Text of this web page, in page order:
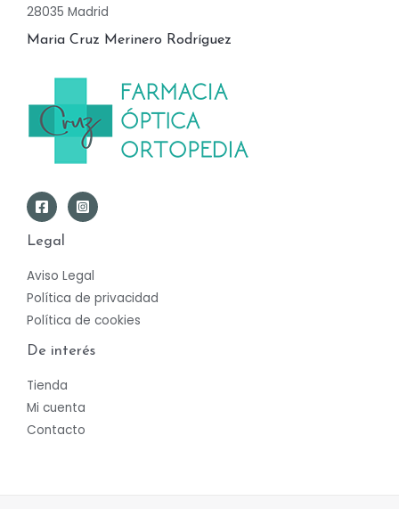
28035 Madrid
Maria Cruz Merinero Rodríguez
Legal
Aviso Legal
Política de privacidad
Política de cookies
De interés
Tienda
Mi cuenta
Contacto